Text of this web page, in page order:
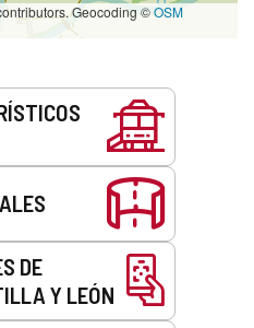
Geocoding ©OSM
DE
Y LEÓN